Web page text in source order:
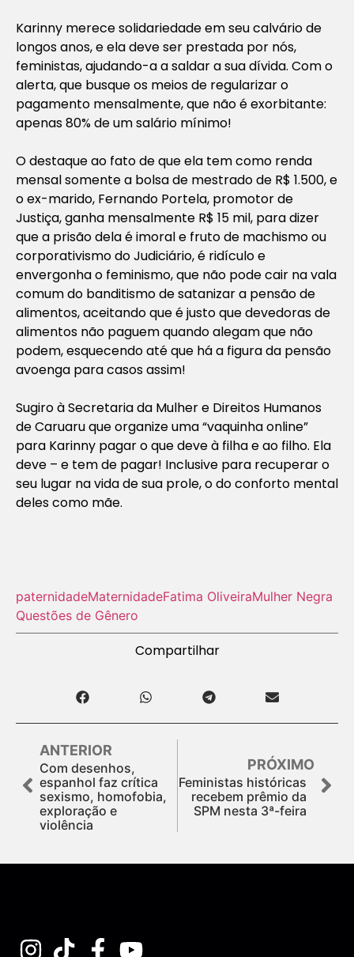
Karinny merece solidariedade em seu calvário de
longos anos, e ela deve ser prestada por nós,
feministas, ajudando-a a saldar a sua dívida. Com o
alerta, que busque os meios de regularizar o
pagamento mensalmente, que não é exorbitante:
apenas 80% de um salário mínimo!
O destaque ao fato de que ela tem como renda
mensal somente a bolsa de mestrado de R$ 1.500, e
o ex-marido, Fernando Portela, promotor de
Justiça, ganha mensalmente R$ 15 mil, para dizer
que a prisão dela é imoral e fruto de machismo ou
corporativismo do Judiciário, é ridículo e
envergonha o feminismo, que não pode cair na vala
comum do banditismo de satanizar a pensão de
alimentos, aceitando que é justo que devedoras de
alimentos não paguem quando alegam que não
podem, esquecendo até que há a figura da pensão
avoenga para casos assim!
Sugiro à Secretaria da Mulher e Direitos Humanos
de Caruaru que organize uma “vaquinha online”
para Karinny pagar o que deve à filha e ao filho. Ela
deve – e tem de pagar! Inclusive para recuperar o
seu lugar na vida de sua prole, o do conforto mental
deles como mãe.
paternidadeMaternidadeFatima OliveiraMulher Negra
Questões de Gênero
Compartilhar
ANTERIOR
Com desenhos,
espanhol faz crítica
sexismo, homofobia,
exploração e
violência
PRÓXIMO
Feministas históricas
recebem prêmio da
SPM nesta 3ª-feira